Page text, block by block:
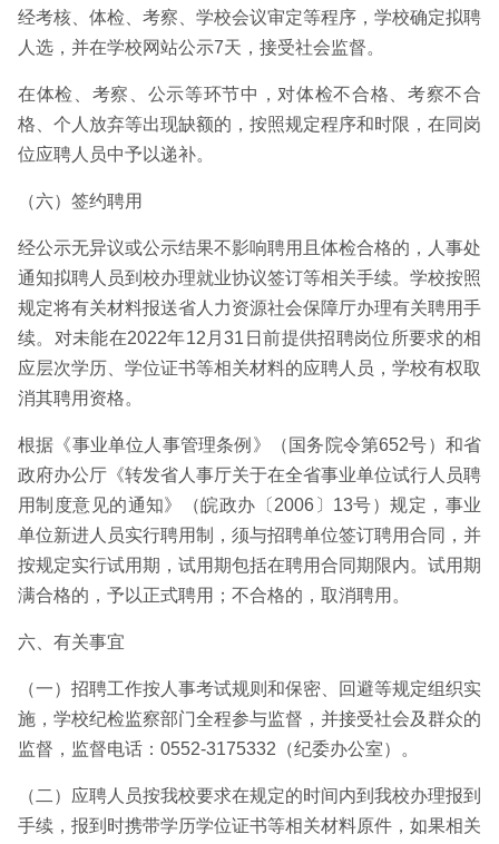
经考核、体检、考察、学校会议审定等程序，学校确定拟聘
人选，并在学校网站公示7天，接受社会监督。
在体检、考察、公示等环节中，对体检不合格、考察不合
格、个人放弃等出现缺额的，按照规定程序和时限，在同岗
位应聘人员中予以递补。
（六）签约聘用
经公示无异议或公示结果不影响聘用且体检合格的，人事处
通知拟聘人员到校办理就业协议签订等相关手续。学校按照
规定将有关材料报送省人力资源社会保障厅办理有关聘用手
续。对未能在2022年12月31日前提供招聘岗位所要求的相
应层次学历、学位证书等相关材料的应聘人员，学校有权取
消其聘用资格。
根据《事业单位人事管理条例》（国务院令第652号）和省
政府办公厅《转发省人事厅关于在全省事业单位试行人员聘
用制度意见的通知》（皖政办〔2006〕13号）规定，事业
单位新进人员实行聘用制，须与招聘单位签订聘用合同，并
按规定实行试用期，试用期包括在聘用合同期限内。试用期
满合格的，予以正式聘用；不合格的，取消聘用。
六、有关事宜
（一）招聘工作按人事考试规则和保密、回避等规定组织实
施，学校纪检监察部门全程参与监督，并接受社会及群众的
监督，监督电话：0552-3175332（纪委办公室）。
（二）应聘人员按我校要求在规定的时间内到我校办理报到
手续，报到时携带学历学位证书等相关材料原件，如果相关